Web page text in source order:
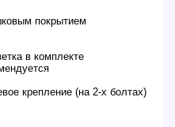
покрытием
в комплекте
крепление (на 2-х болтах)